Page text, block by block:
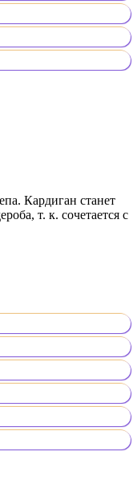
Кардиган станет
т. к. сочетается с